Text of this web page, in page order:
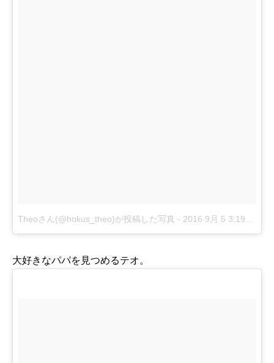
Theoさん(@hokus_theo)が投稿した写真 - 2016 9月 5 3:19午後 PDT
大好きなパパを見つめるテオ。